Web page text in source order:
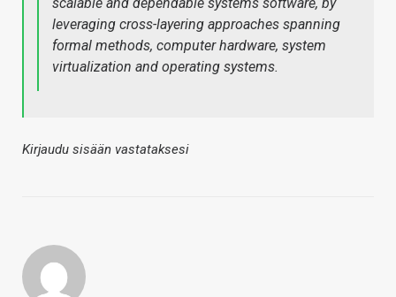
leveraging cross-layering approaches spanning
formal methods, computer hardware, system
virtualization and operating systems.
Kirjaudu sisään vastataksesi